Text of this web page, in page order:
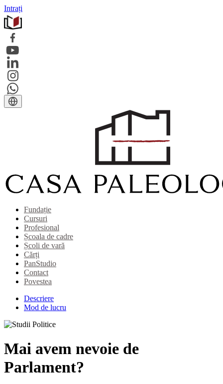
Intrați
Fundație
Cursuri
Profesional
Școala de cadre
Școli de vară
Cărți
PanStudio
Contact
Povestea
Descriere
Mod de lucru
Mai avem nevoie de
Parlament?